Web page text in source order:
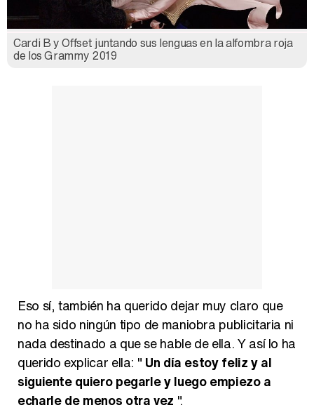
Cardi B y Offset juntando sus lenguas en la alfombra roja
de los Grammy 2019
Eso sí, también ha querido dejar muy claro que
no ha sido ningún tipo de maniobra publicitaria ni
nada destinado a que se hable de ella. Y así lo ha
querido explicar ella: " Un día estoy feliz y al
siguiente quiero pegarle y luego empiezo a
echarle de menos otra vez ".